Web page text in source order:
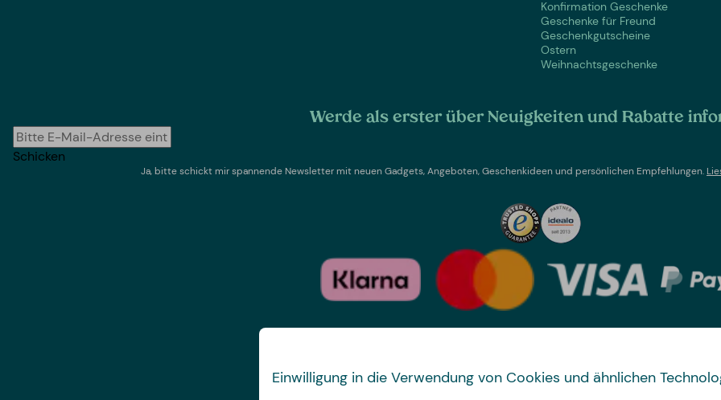
Einwilligung in die Verwendung von Cookies und ähnlichen
Konfirmation Geschenke
Geschenke für Freund
Geschenkgutscheine
Ostern
Weihnachtsgeschenke
Werde als erster über Neuigkeiten und Rabatte
Schicken
Ja, bitte schickt mir spannende Newsletter mit neuen Gadgets, Angeboten, Geschenkideen und persönlichen Empfehlungen.